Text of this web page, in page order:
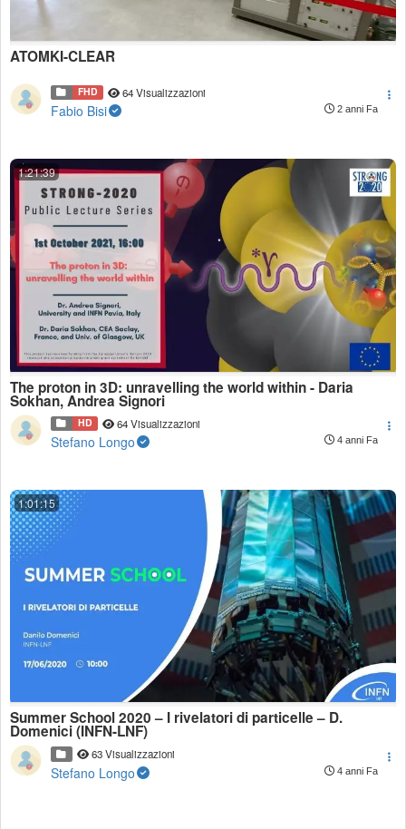
ATOMKI-CLEAR
FHD 64 Visualizzazioni
Fabio Bisi 2 anni Fa
1:21:39
The proton in 3D: unravelling the world within - Daria
Sokhan, Andrea Signori
HD 64 Visualizzazioni
Stefano Longo 4 anni Fa
1:01:15
Summer School 2020 – I rivelatori di particelle – D.
Domenici (INFN-LNF)
63 Visualizzazioni
Stefano Longo 4 anni Fa